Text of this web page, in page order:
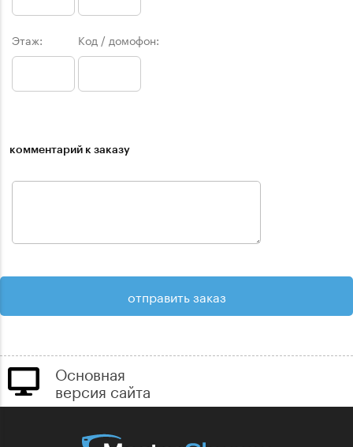
Этаж: Код / домофон:
комментарий к заказу
Основная
версия сайта